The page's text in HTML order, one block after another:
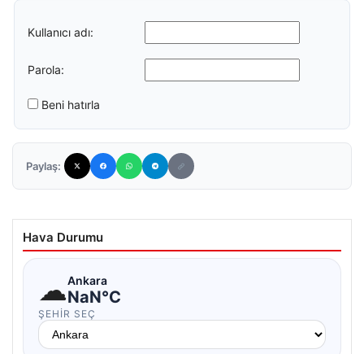
Kullanıcı adı:
Parola:
Beni hatırla
Paylaş:
Hava Durumu
☁Ankara
NaN°C
ŞEHIR SEÇ